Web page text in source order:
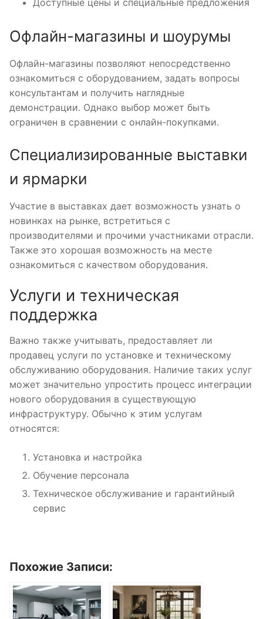
Офлайн-магазины и шоурумы
Офлайн-магазины позволяют непосредственно
ознакомиться с оборудованием, задать вопросы
консультантам и получить наглядные
демонстрации. Однако выбор может быть
ограничен в сравнении с онлайн-покупками.
Специализированные выставки
и ярмарки
Участие в выставках дает возможность узнать о
новинках на рынке, встретиться с
производителями и прочими участниками отрасли.
Также это хорошая возможность на месте
ознакомиться с качеством оборудования.
Услуги и техническая
поддержка
Важно также учитывать, предоставляет ли
продавец услуги по установке и техническому
обслуживанию оборудования. Наличие таких услуг
может значительно упростить процесс интеграции
нового оборудования в существующую
инфраструктуру. Обычно к этим услугам
относятся:
Установка и настройка
Обучение персонала
Техническое обслуживание и гарантийный
сервис
Похожие Записи: